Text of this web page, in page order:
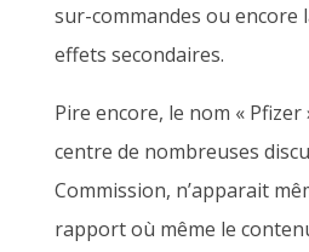
sur-commandes ou encore
effets secondaires.
Pire encore, le nom «
centre de nombreuses
Commission, n’apparait
rapport où même le